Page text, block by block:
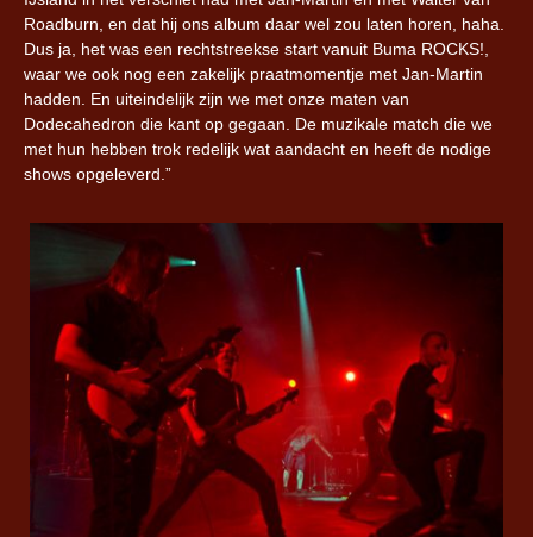
Roadburn, en dat hij ons album daar wel zou laten horen, haha.
Dus ja, het was een rechtstreekse start vanuit Buma ROCKS!,
waar we ook nog een zakelijk praatmomentje met Jan-Martin
hadden. En uiteindelijk zijn we met onze maten van
Dodecahedron die kant op gegaan. De muzikale match die we
met hun hebben trok redelijk wat aandacht en heeft de nodige
shows opgeleverd.”